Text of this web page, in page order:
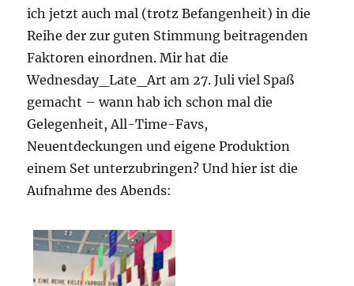
ich jetzt auch mal (trotz Befangenheit) in die
Reihe der zur guten Stimmung beitragenden
Faktoren einordnen. Mir hat die
Wednesday_Late_Art am 27. Juli viel Spaß
gemacht – wann hab ich schon mal die
Gelegenheit, All-Time-Favs,
Neuentdeckungen und eigene Produktion
einem Set unterzubringen? Und hier ist die
Aufnahme des Abends: